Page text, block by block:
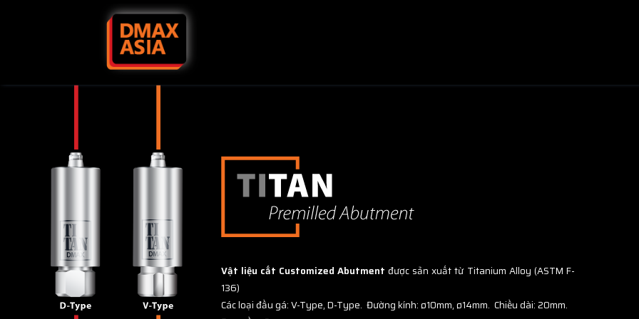
Vật liệu cắt Customized Abutmentđược sản xuất từ Titanium Alloy (ASTM F-
136)
Các loại đầu gá: V-Type, D-Type. Đường kính: ø10mm, ø14mm. Chiều dài: 20mm.